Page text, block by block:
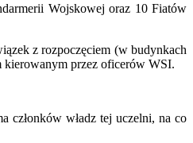
Wojskowej oraz 10 Fiatów
z rozpoczęciem (w budynkach
kierowanym przez oficerów WSI.
członków władz tej uczelni, na co